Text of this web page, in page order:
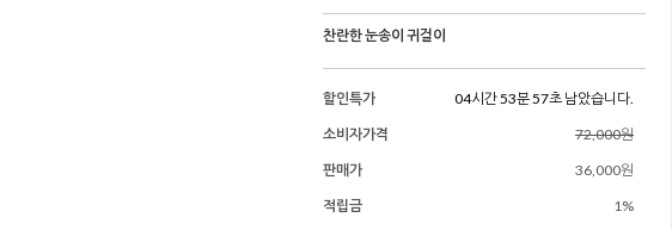
찬란한 눈송이 귀걸이
할인특가
04시간 53분 55초 남았습니다.
소비자가격
72,000원
판매가
36,000원
적립금
1%